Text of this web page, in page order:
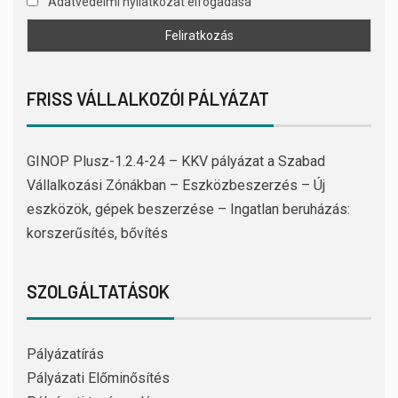
FRISS VÁLLALKOZÓI PÁLYÁZAT
GINOP Plusz-1.2.4-24 – KKV pályázat a Szabad
Vállalkozási Zónákban – Eszközbeszerzés – Új
eszközök, gépek beszerzése – Ingatlan beruházás:
korszerűsítés, bővítés
SZOLGÁLTATÁSOK
Pályázatírás
Pályázati Előminősítés